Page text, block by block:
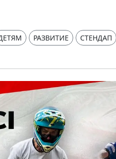
РАЗВИТИЕ СТЕНДАП